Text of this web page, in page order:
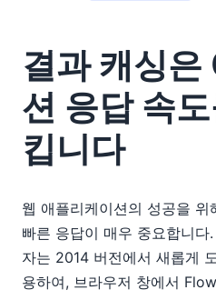
결과 캐싱은
션 응답 속
킵니다
웹 애플리케이션의 성공을
빠른 응답이 매우 중요합니다.
자는 2014 버전에서 새롭게
용하여, 브라우저 창에서